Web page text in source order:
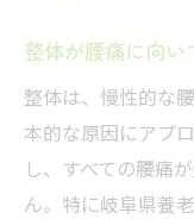
整体が腰痛に向
整体は、慢性的な
本的な原因にアプ
し、すべての腰痛
ん。特に岐阜県養